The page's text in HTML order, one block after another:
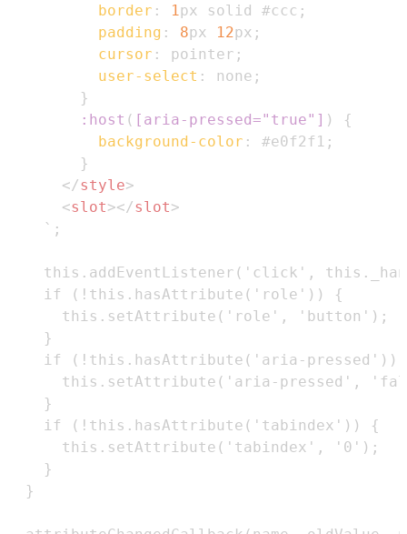
border : 1 px solid #ccc ;
padding : 8px 12px ;
cursor : pointer ;
user-select : none ;
}
:host ( [ aria-pressed="true" ] )
{
background-color : #e0f2f1 ;
}
</style>
<slot></slot>